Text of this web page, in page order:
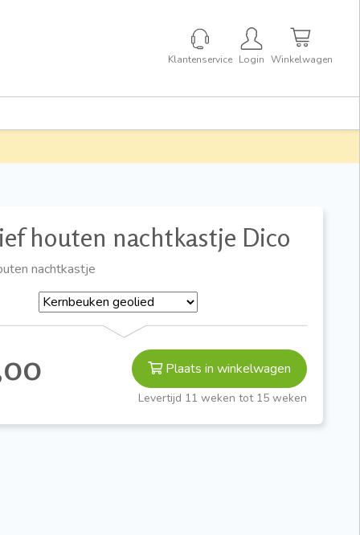
Klantenservice Login Winkelwagen
houten nachtkastje Dico
nachtkastje
Plaats in winkelwagen
Levertijd 11 weken tot 15 weken